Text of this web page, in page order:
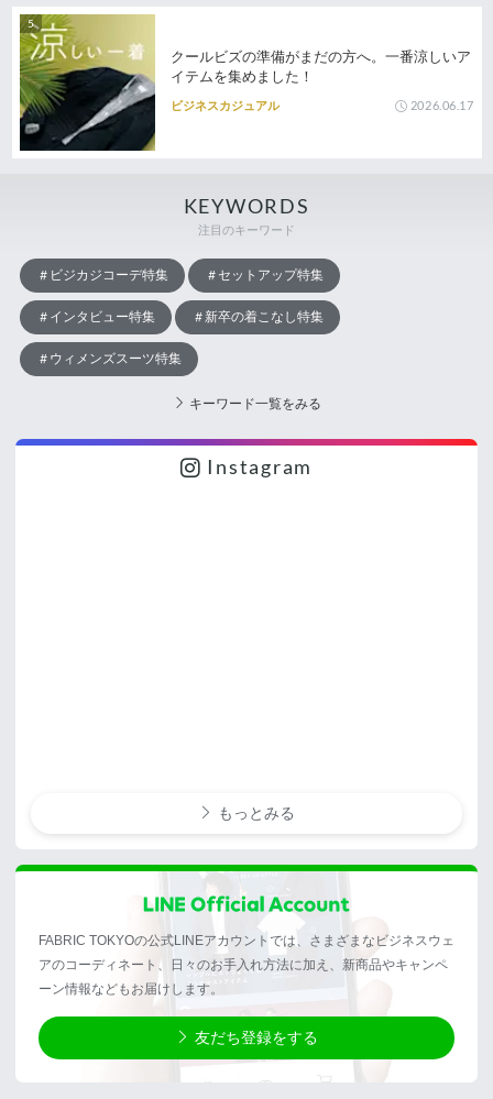
クールビズの準備がまだの方へ。一番涼しいア
イテムを集めました！
ビジネスカジュアル 2026.06.17
KEYWORDS
注目のキーワード
ビジカジコーデ特集 セットアップ特集
インタビュー特集 新卒の着こなし特集
ウィメンズスーツ特集
キーワード一覧をみる
Instagram
もっとみる
FABRIC TOKYOの公式LINEアカウントでは、さまざまなビジネスウェ
アのコーディネート、日々のお手入れ方法に加え、新商品やキャンペ
ーン情報などもお届けします。
友だち登録をする